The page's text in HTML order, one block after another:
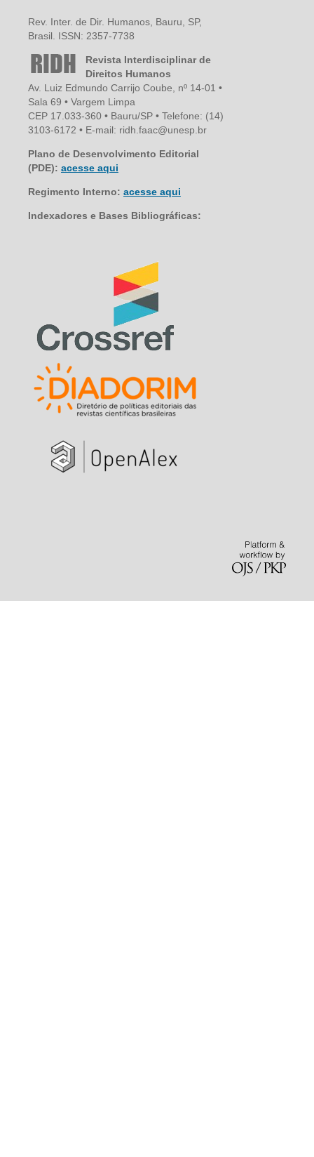
Rev. Inter. de Dir. Humanos, Bauru, SP,
Brasil. ISSN: 2357-7738
Revista Interdisciplinar de
Direitos Humanos
Av. Luiz Edmundo Carrijo Coube, nº 14-01 •
Sala 69 • Vargem Limpa
CEP 17.033-360 • Bauru/SP • Telefone: (14)
3103-6172 • E-mail: ridh.faac@unesp.br
Plano de Desenvolvimento Editorial
(PDE): acesse aqui
Regimento Interno: acesse aqui
Indexadores e Bases Bibliográficas: